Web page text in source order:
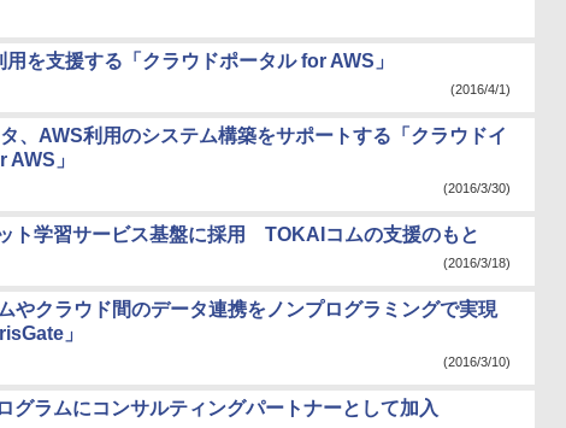
を支援する「クラウドポータル for AWS」
(2016/4/1)
、AWS利用のシステム構築をサポートする「クラウドイ
」
(2016/3/30)
ト学習サービス基盤に採用 TOKAIコムの支援のもと
(2016/3/18)
やクラウド間のデータ連携をノンプログラミングで実現
」
(2016/3/10)
グラムにコンサルティングパートナーとして加入